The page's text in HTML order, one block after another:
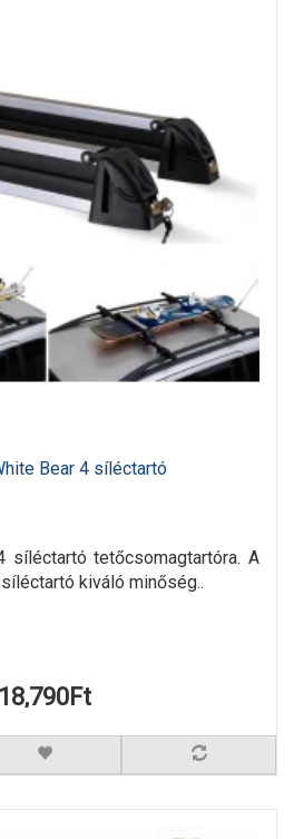
Bear 4 síléctartó
síléctartó tetőcsomagtartóra. A
kiváló minőség..
18,790Ft